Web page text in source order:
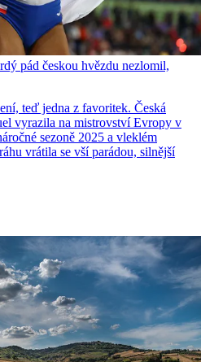
pád českou hvězdu nezlomil,
teď jedna z favoritek. Česká
vyrazila na mistrovství Evropy v
sezoně 2025 a vleklém
vrátila se vší parádou, silnější